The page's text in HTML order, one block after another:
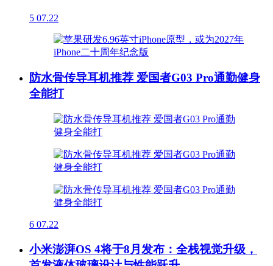
5 07.22
防水骨传导耳机推荐 爱国者G03 Pro通勤健身
全能打
6 07.22
小米澎湃OS 4将于8月发布：全栈视觉升级，